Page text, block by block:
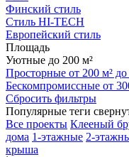
Финский стиль
Стиль HI-TECH
Европейский стиль
Площадь
Уютные до 200 м²
Просторные от 200 м² до
Бескомпромиссные от
Сбросить фильтры
Популярные теги
Все проекты Клееный
дома 1-этажные 2-
крыша